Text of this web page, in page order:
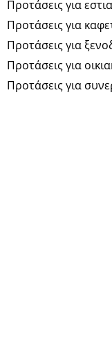
Προτάσεις για
Προτάσεις για
Προτάσεις για
Προτάσεις για
Προτάσεις για